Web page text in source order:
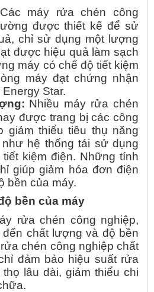
máy rửa chén công
được thiết kế để sử
chỉ sử dụng một lượng
được hiệu quả làm sạch
máy có chế độ tiết kiệm
máy đạt chứng nhận
Star.
Nhiều máy rửa chén
được trang bị các công
giảm thiểu tiêu thụ năng
hệ thống tái sử dụng
kiệm điện. Những tính
giúp giảm hóa đơn điện
bền của máy.
bền của máy
rửa chén công nghiệp,
đến chất lượng và độ bền
chén công nghiệp chất
đảm bảo hiệu suất rửa
lâu dài, giảm thiểu chi